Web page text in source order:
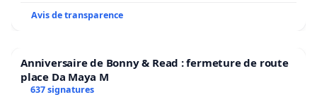
Avis de transparence
Anniversaire de Bonny & Read : fermeture de route
place Da Maya M
637 signatures